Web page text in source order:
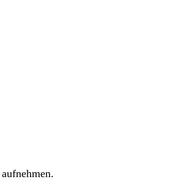
aufnehmen.